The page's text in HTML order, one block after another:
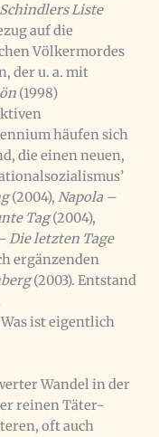
Schindlers Liste
auf die
Völkermordes
der u. a. mit
(1998)
häufen sich
die einen neuen,
(2004),Napola –
Tag(2004),
Die letzten Tage
ergänzenden
(2003). Entstand
ist eigentlich
Wandel in der
reinen Täter-
oft auch